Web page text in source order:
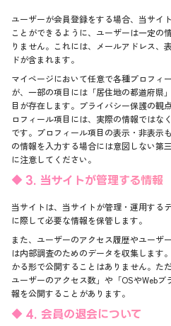
ユーザーが会員登録をする場合、当サイ
ことができるように、ユーザーは一定の
りません。これには、メールアドレス、
ドが含まれます。
マイページにおいて任意で各種プロフィ
が、一部の項目には「居住地の都道府県
目が存在します。プライバシー保護の観
ロフィール項目には、実際の情報ではな
です。プロフィール項目の表示・非表示
の情報を入力する場合には意図しない第
に注意してください。
3. 当サイトが管理する情報
当サイトは、当サイトが管理・運用する
に際して必要な情報を保管します。
また、ユーザーのアクセス履歴やユーザ
は内部調査のためのデータを収集します
かる形で公開することはありません。た
ユーザーのアクセス数」や「OSやWeb
報を公開することがあります。
4. 会員の退会について